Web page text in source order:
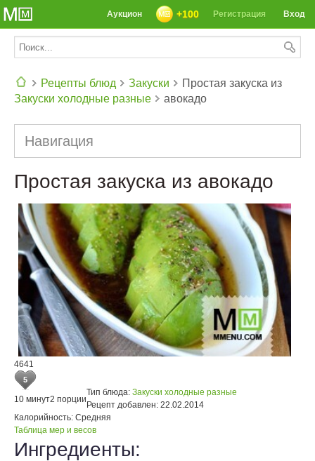
Вход
Регистрация
+100
Аукцион
Рецепты блюд
Закуски
Закуски холодные разные
Простая закуска из
авокадо
Навигация
Простая закуска из авокадо
4641
5
10 минут2 порции
Тип блюда: Закуски холодные разные
Рецепт добавлен: 22.02.2014
Калорийность: Средняя
Таблица мер и весов
Ингредиенты: